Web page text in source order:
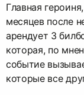
Главная
месяцев после
арендует 3
которая, по
событие
которые все